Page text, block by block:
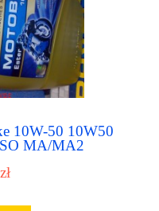
10W-50 10W50
MA/MA2